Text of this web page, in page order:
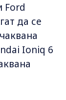
Ford
да се
Ioniq 6